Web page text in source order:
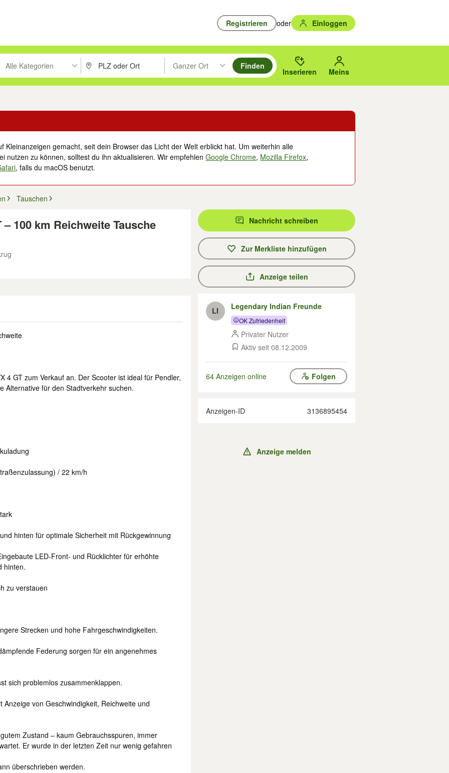
Registrieren oder Einloggen
um zu suchen, oder Vorschläge mit den Pfeiltasten nach oben/unten durchsuchen und mit Eingabetaste auswählen.
Alle Kategorien PLZ oder Ort eingeben. Eingabetaste drücken um zu suchen, oder Vorschläge mit den Pfeiltasten nach oben/
Ganzer Ort
Suche im Umkreis des gewählten Orts oder PLZ.
Finden
Inserieren Meins
Kleinanzeigen gemacht, seit dein Browser das Licht der Welt erblickt hat. Um weiterhin alle
nutzen zu können, solltest du ihn aktualisieren. Wir empfehlenGoogle Chrome, Mozilla Firefox,
, falls du macOS benutzt.
Tauschen
100 km Reichweite Tausche
4 GT zum Verkauf an. Der Scooter ist ideal für Pendler,
Alternative für den Stadtverkehr suchen.
/ 22 km/h
hinten für optimale Sicherheit mit Rückgewinnung
LED-Front- und Rücklichter für erhöhte
hinten.
zu verstauen
Strecken und hohe Fahrgeschwindigkeiten.
Federung sorgen für ein angenehmes
sich problemlos zusammenklappen.
von Geschwindigkeit, Reichweite und
Zustand – kaum Gebrauchsspuren, immer
Er wurde in der letzten Zeit nur wenig gefahren
überschrieben werden.
Nachricht schreiben
Zur Merkliste hinzufügen
Anzeige teilen
LI Legendary Indian Freunde
OK Zufriedenheit
Privater Nutzer
Aktiv seit 08.12.2009
64 Anzeigen online Folgen
Anzeigen-ID 3136895454
Anzeige melden